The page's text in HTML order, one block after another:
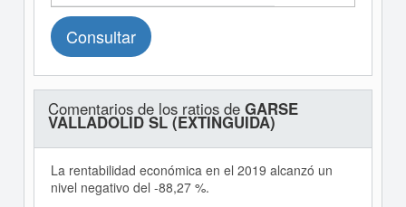
Consultar
Comentarios de los ratios de GARSE
VALLADOLID SL (EXTINGUIDA)
La rentabilidad económica en el 2019 alcanzó un
nivel negativo del -88,27 %.